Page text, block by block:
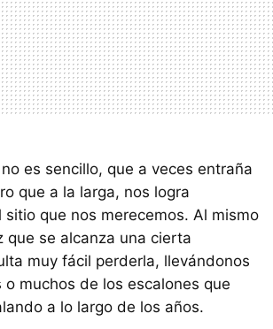
es sencillo, que a veces entraña
que a la larga, nos logra
sitio que nos merecemos. Al mismo
que se alcanza una cierta
muy fácil perderla, llevándonos
o muchos de los escalones que
a lo largo de los años.